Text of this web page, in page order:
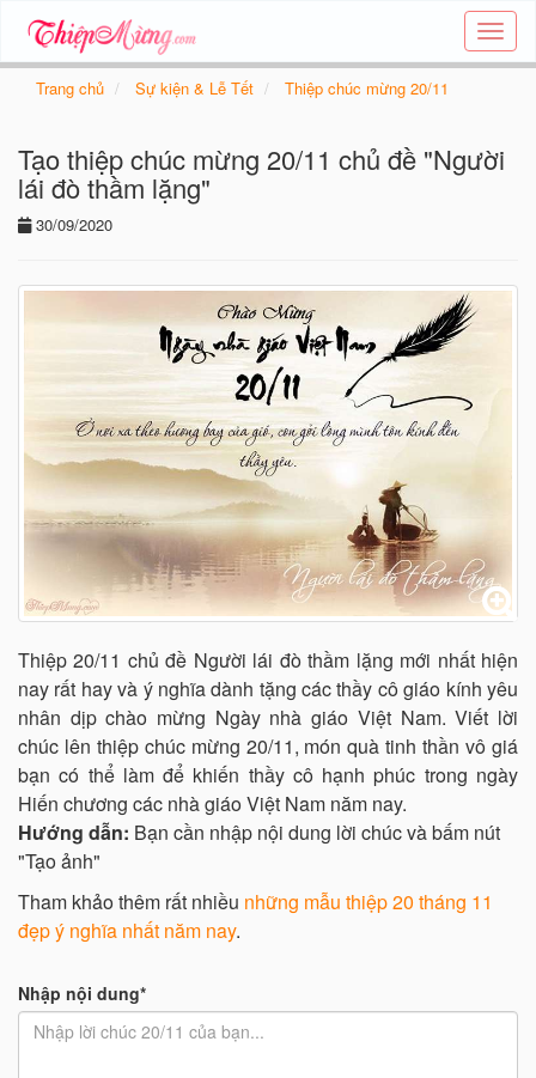
Tạo
thiệp
các
chủ
Trang chủ Sự kiện & Lễ Tết Thiệp chúc mừng 20/11
Tạo thiệp chúc mừng 20/11 chủ đề "Người
lái đò thầm lặng"
30/09/2020
Thiệp 20/11 chủ đề Người lái đò thầm lặng mới nhất hiện
nay rất hay và ý nghĩa dành tặng các thầy cô giáo kính yêu
nhân dịp chào mừng Ngày nhà giáo Việt Nam. Viết lời
chúc lên thiệp chúc mừng 20/11, món quà tinh thần vô giá
bạn có thể làm để khiến thầy cô hạnh phúc trong ngày
Hiến chương các nhà giáo Việt Nam năm nay.
Hướng dẫn: Bạn cần nhập nội dung lời chúc và bấm nút
"Tạo ảnh"
Tham khảo thêm rất nhiều những mẫu thiệp 20 tháng 11
đẹp ý nghĩa nhất năm nay.
Nhập nội dung*